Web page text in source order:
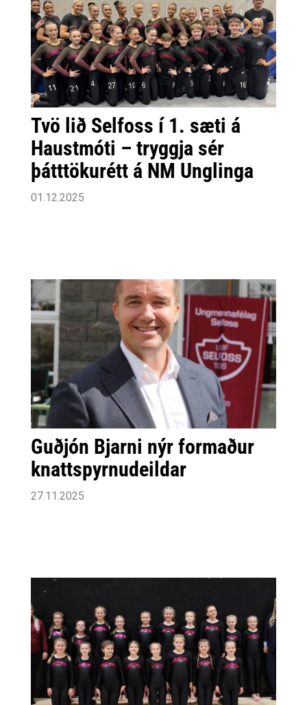
Tvö lið Selfoss í 1. sæti á
Haustmóti – tryggja sér
þátttökurétt á NM Unglinga
01.12.2025
Guðjón Bjarni nýr formaður
knattspyrnudeildar
27.11.2025